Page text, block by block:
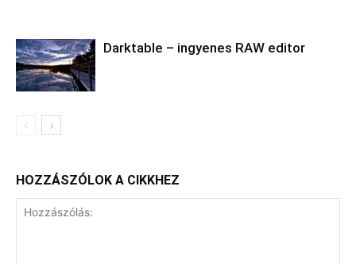
Darktable – ingyenes RAW editor
HOZZÁSZÓLOK A CIKKHEZ